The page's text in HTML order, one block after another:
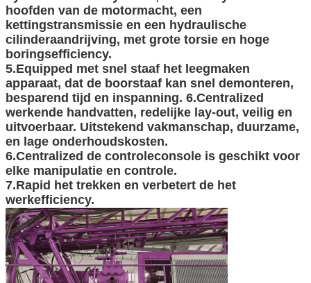
hoofden van de motormacht, een
kettingstransmissie en een hydraulische
cilinderaandrijving, met grote torsie en hoge
boringsefficiency.
5.Equipped met snel staaf het leegmaken
apparaat, dat de boorstaaf kan snel demonteren,
besparend tijd en inspanning. 6.Centralized
werkende handvatten, redelijke lay-out, veilig en
uitvoerbaar. Uitstekend vakmanschap, duurzame,
en lage onderhoudskosten.
6.Centralized de controleconsole is geschikt voor
elke manipulatie en controle.
7.Rapid het trekken en verbetert de het
werkefficiency.